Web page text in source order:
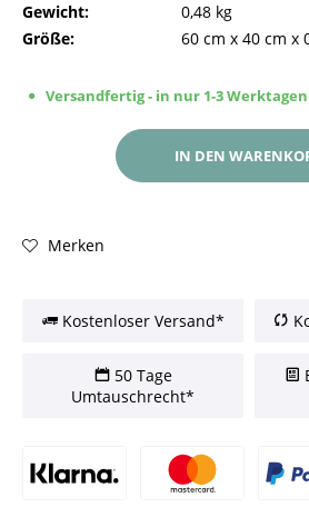
Gewicht:
0,48 kg
Größe:
60 cm x 40 cm x
Versandfertig - in nur 1-3
IN DEN
Merken
Kostenloser Versand*
50 Tage
Umtauschrecht*